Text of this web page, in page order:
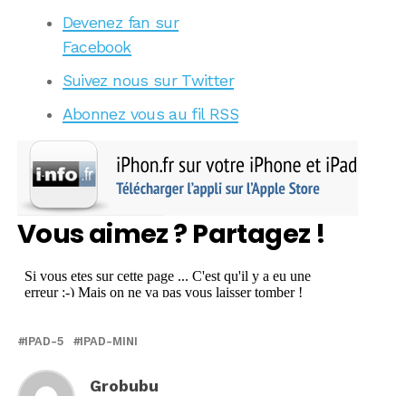
Devenez fan sur
Facebook
Suivez nous sur Twitter
Abonnez vous au fil RSS
Vous aimez ? Partagez !
IPAD-5 IPAD-MINI
Grobubu